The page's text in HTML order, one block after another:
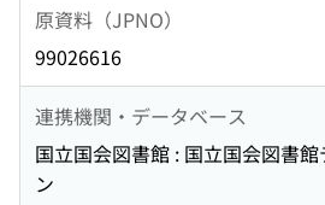
原資料（JPNO）
99026616
連携機関・データベース
国立国会図書館 : 国立国会図書
ン